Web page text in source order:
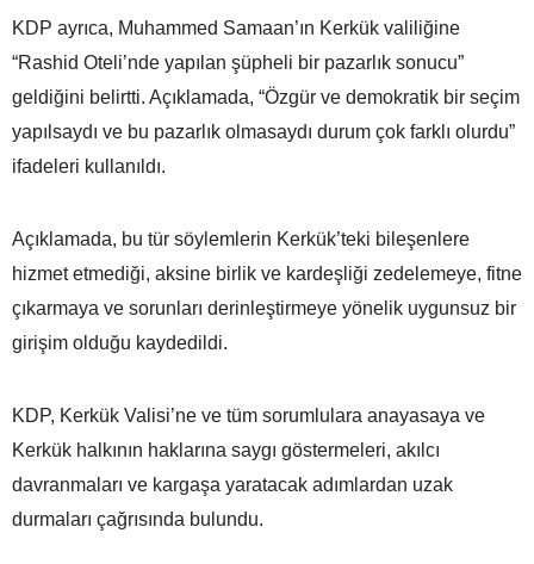
KDP ayrıca, Muhammed Samaan’ın Kerkük valiliğine
“Rashid Oteli’nde yapılan şüpheli bir pazarlık sonucu”
geldiğini belirtti. Açıklamada, “Özgür ve demokratik bir seçim
yapılsaydı ve bu pazarlık olmasaydı durum çok farklı olurdu”
ifadeleri kullanıldı.
Açıklamada, bu tür söylemlerin Kerkük’teki bileşenlere
hizmet etmediği, aksine birlik ve kardeşliği zedelemeye, fitne
çıkarmaya ve sorunları derinleştirmeye yönelik uygunsuz bir
girişim olduğu kaydedildi.
KDP, Kerkük Valisi’ne ve tüm sorumlulara anayasaya ve
Kerkük halkının haklarına saygı göstermeleri, akılcı
davranmaları ve kargaşa yaratacak adımlardan uzak
durmaları çağrısında bulundu.